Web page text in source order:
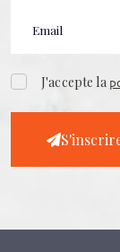
J'accepte la